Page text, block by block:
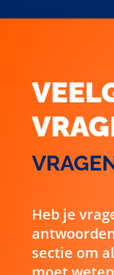
Heb je
sectie om